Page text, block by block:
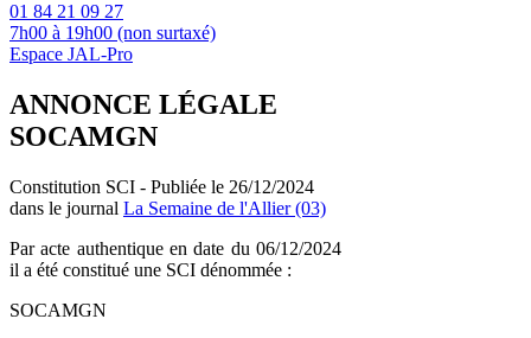
01 84 21 09 27
7h00 à 19h00 (non surtaxé)
Espace JAL-Pro
ANNONCE LÉGALE
SOCAMGN
Constitution SCI - Publiée le 26/12/2024
dans le journal La Semaine de l'Allier (03)
Par acte authentique en date du 06/12/2024
il a été constitué une SCI dénommée :
SOCAMGN